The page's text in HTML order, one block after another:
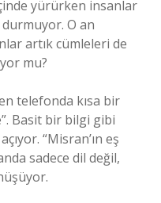
içinde yürürken insanlar
O an
artık cümleleri de
mu?
telefonda kısa bir
Basit bir bilgi gibi
“Misran’ın eş
sadece dil değil,